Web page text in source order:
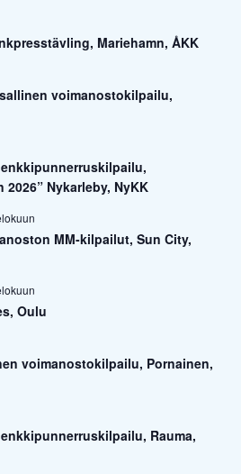
Mariehamn, ÅKK
voimanostokilpailu,
2026” Nykarleby, NyKK
MM-kilpailut, Sun City,
Oulu
voimanostokilpailu, Pornainen,
Rauma,